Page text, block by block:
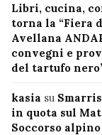
Libri, cucina,
torna la “Fiera
Avellana
convegni e
del tartufo
kasia su
in quota sul
Soccorso alpino